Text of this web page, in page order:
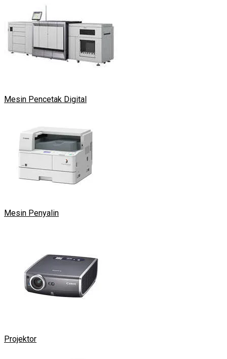
Mesin Pencetak Digital
Mesin Penyalin
Projektor